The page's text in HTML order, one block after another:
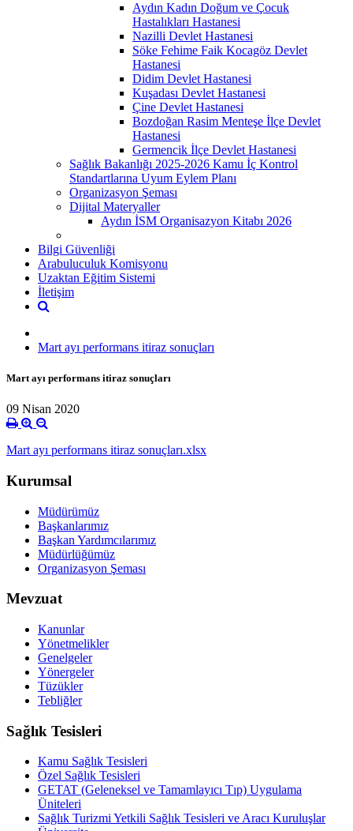
Aydın Kadın Doğum ve Çocuk
Hastalıkları Hastanesi
Nazilli Devlet Hastanesi
Söke Fehime Faik Kocagöz Devlet
Hastanesi
Didim Devlet Hastanesi
Kuşadası Devlet Hastanesi
Çine Devlet Hastanesi
Bozdoğan Rasim Menteşe İlçe Devlet
Hastanesi
Germencik İlçe Devlet Hastanesi
Sağlık Bakanlığı 2025-2026 Kamu İç Kontrol
Standartlarına Uyum Eylem Planı
Organizasyon Şeması
Dijital Materyaller
Aydın İSM Organisazyon Kitabı 2026
Bilgi Güvenliği
Arabuluculuk Komisyonu
Uzaktan Eğitim Sistemi
İletişim
Mart ayı performans itiraz sonuçları
Mart ayı performans itiraz sonuçları
09 Nisan 2020
Mart ayı performans itiraz sonuçları.xlsx
Kurumsal
Müdürümüz
Başkanlarımız
Başkan Yardımcılarımız
Müdürlüğümüz
Organizasyon Şeması
Mevzuat
Kanunlar
Yönetmelikler
Genelgeler
Yönergeler
Tüzükler
Tebliğler
Sağlık Tesisleri
Kamu Sağlık Tesisleri
Özel Sağlık Tesisleri
GETAT (Geleneksel ve Tamamlayıcı Tıp) Uygulama
Üniteleri
Sağlık Turizmi Yetkili Sağlık Tesisleri ve Aracı Kuruluşlar